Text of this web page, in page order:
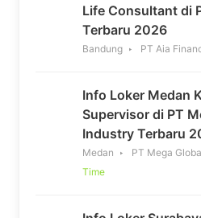
Life Consultant di
Terbaru 2026
Bandung PT Aia
Info Loker Medan
Supervisor di PT
Industry Terbaru
Medan PT Mega
Time